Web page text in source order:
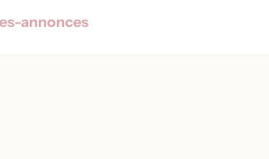
annonces